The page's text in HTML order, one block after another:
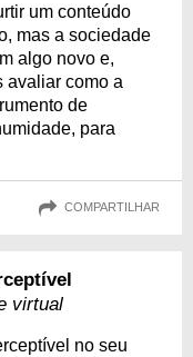
um conteúdo
mas a sociedade
algo novo e,
avaliar como a
de
para
COMPARTILHAR
virtual
no seu